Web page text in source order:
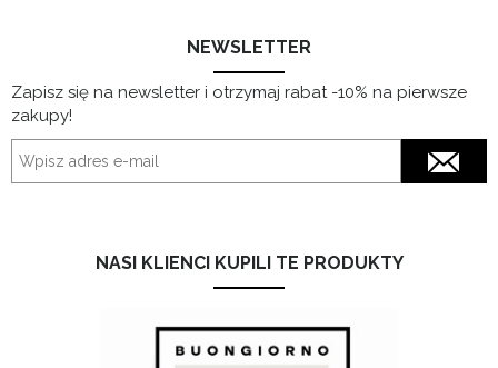
NEWSLETTER
Zapisz się na newsletter i otrzymaj rabat -10% na pierwsze
zakupy!
NASI KLIENCI KUPILI TE PRODUKTY